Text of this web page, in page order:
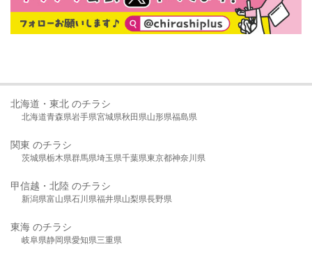
北海道・東北 のチラシ
北海道青森県岩手県宮城県秋田県山形県福島県
関東 のチラシ
茨城県栃木県群馬県埼玉県千葉県東京都神奈川県
甲信越・北陸 のチラシ
新潟県富山県石川県福井県山梨県長野県
東海 のチラシ
岐阜県静岡県愛知県三重県